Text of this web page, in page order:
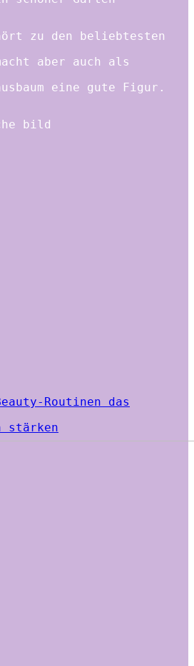
zu den beliebtesten
aber auch als
eine gute Figur.
bild
Routinen das
stärken